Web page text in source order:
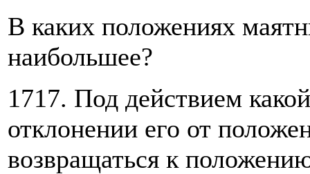
В каких положениях
наибольшее?
1717. Под действием
отклонении его от
возвращаться к